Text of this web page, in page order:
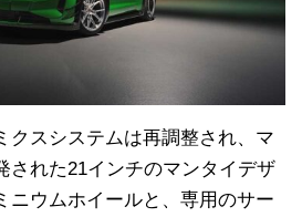
クスシステムは再調整され、マ
された21インチのマンタイデザ
ニウムホイールと、専用のサー